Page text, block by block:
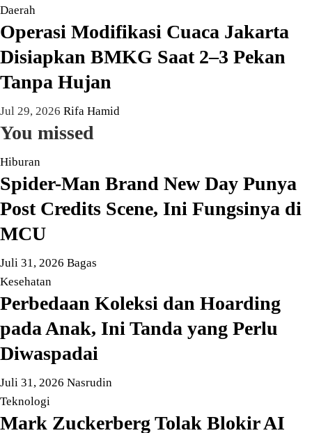
Daerah
Operasi Modifikasi Cuaca Jakarta
Disiapkan BMKG Saat 2–3 Pekan
Tanpa Hujan
Jul 29, 2026 Rifa Hamid
You missed
Hiburan
Spider-Man Brand New Day Punya
Post Credits Scene, Ini Fungsinya di
MCU
Juli 31, 2026 Bagas
Kesehatan
Perbedaan Koleksi dan Hoarding
pada Anak, Ini Tanda yang Perlu
Diwaspadai
Juli 31, 2026 Nasrudin
Teknologi
Mark Zuckerberg Tolak Blokir AI